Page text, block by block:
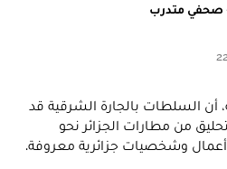
صحفي متدرب
أن السلطات بالجارة الشرقية قد
التحليق من مطارات الجزائر نحو
أعمال وشخصيات جزائرية معروفة.